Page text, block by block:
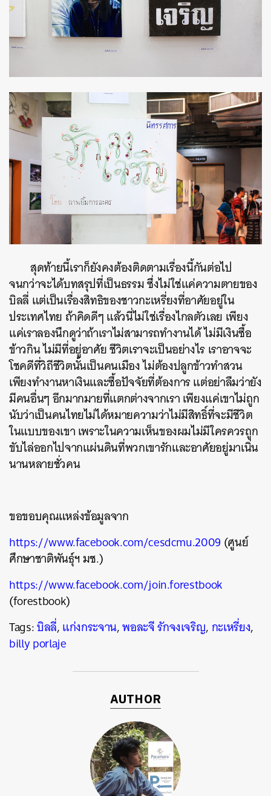
สุดท้ายนี้เราก็ยังคงต้องติดตามเรื่องนี้กันต่อไป
จนกว่าจะได้บทสรุปที่เป็นธรรม ซึ่งไม่ใช่แค่ความตายของ
บิลลี่ แต่เป็นเรื่องสิทธิของชาวกะเหรี่ยงที่อาศัยอยู่ใน
ประเทศไทย ถ้าคิดดีๆ แล้วนี่ไม่ใช่เรื่องไกลตัวเลย เพียง
แค่เราลองนึกดูว่าถ้าเราไม่สามารถทำงานได้ ไม่มีเงินซื้อ
ข้าวกิน ไม่มีที่อยู่อาศัย ชีวิตเราจะเป็นอย่างไร เราอาจจะ
โชคดีที่วิถีชีวิตนั้นเป็นคนเมือง ไม่ต้องปลูกข้าวทำสวน
เพียงทำงานหาเงินและซื้อปัจจัยที่ต้องการ แต่อย่าลืมว่ายัง
มีคนอื่นๆ อีกมากมายที่แตกต่างจากเรา เพียงแค่เขาไม่ถูก
นับว่าเป็นคนไทยไม่ได้หมายความว่าไม่มีสิทธิ์ที่จะมีชีวิต
ในแบบของเขา เพราะในความเห็นของผมไม่มีใครควรถูก
ขับไล่ออกไปจากแผ่นดินที่พวกเขารักและอาศัยอยู่มาเนิ่น
นานหลายชั่วคน
ขอขอบคุณแหล่งข้อมูลจาก
https://www.facebook.com/cesdcmu.2009(ศูนย์
ศึกษาชาติพันธุ์ฯ มช.)
https://www.facebook.com/join.forestbook
(forestbook)
Tags:บิลลี่,แก่งกระจาน,พอละจี รักจงเจริญ,กะเหรี่ยง,
billy porlaje
AUTHOR